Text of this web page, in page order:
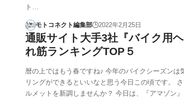
ト…
モトコネクト編集部 2022年2月25日
通販サイト大手3社『バイク用
れ筋ランキングTOP５
暦の上ではもう春ですね♪ 今年のバイクシーズンは
リングができるといいなと思う今日この頃です。
ルメットを新調しませんか？ 今日は、『アマゾン